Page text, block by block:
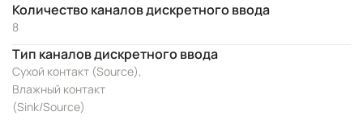
Количество каналов дискретного ввода
8
Тип каналов дискретного ввода
Сухой контакт (Source),
Влажный контакт
(Sink/Source)